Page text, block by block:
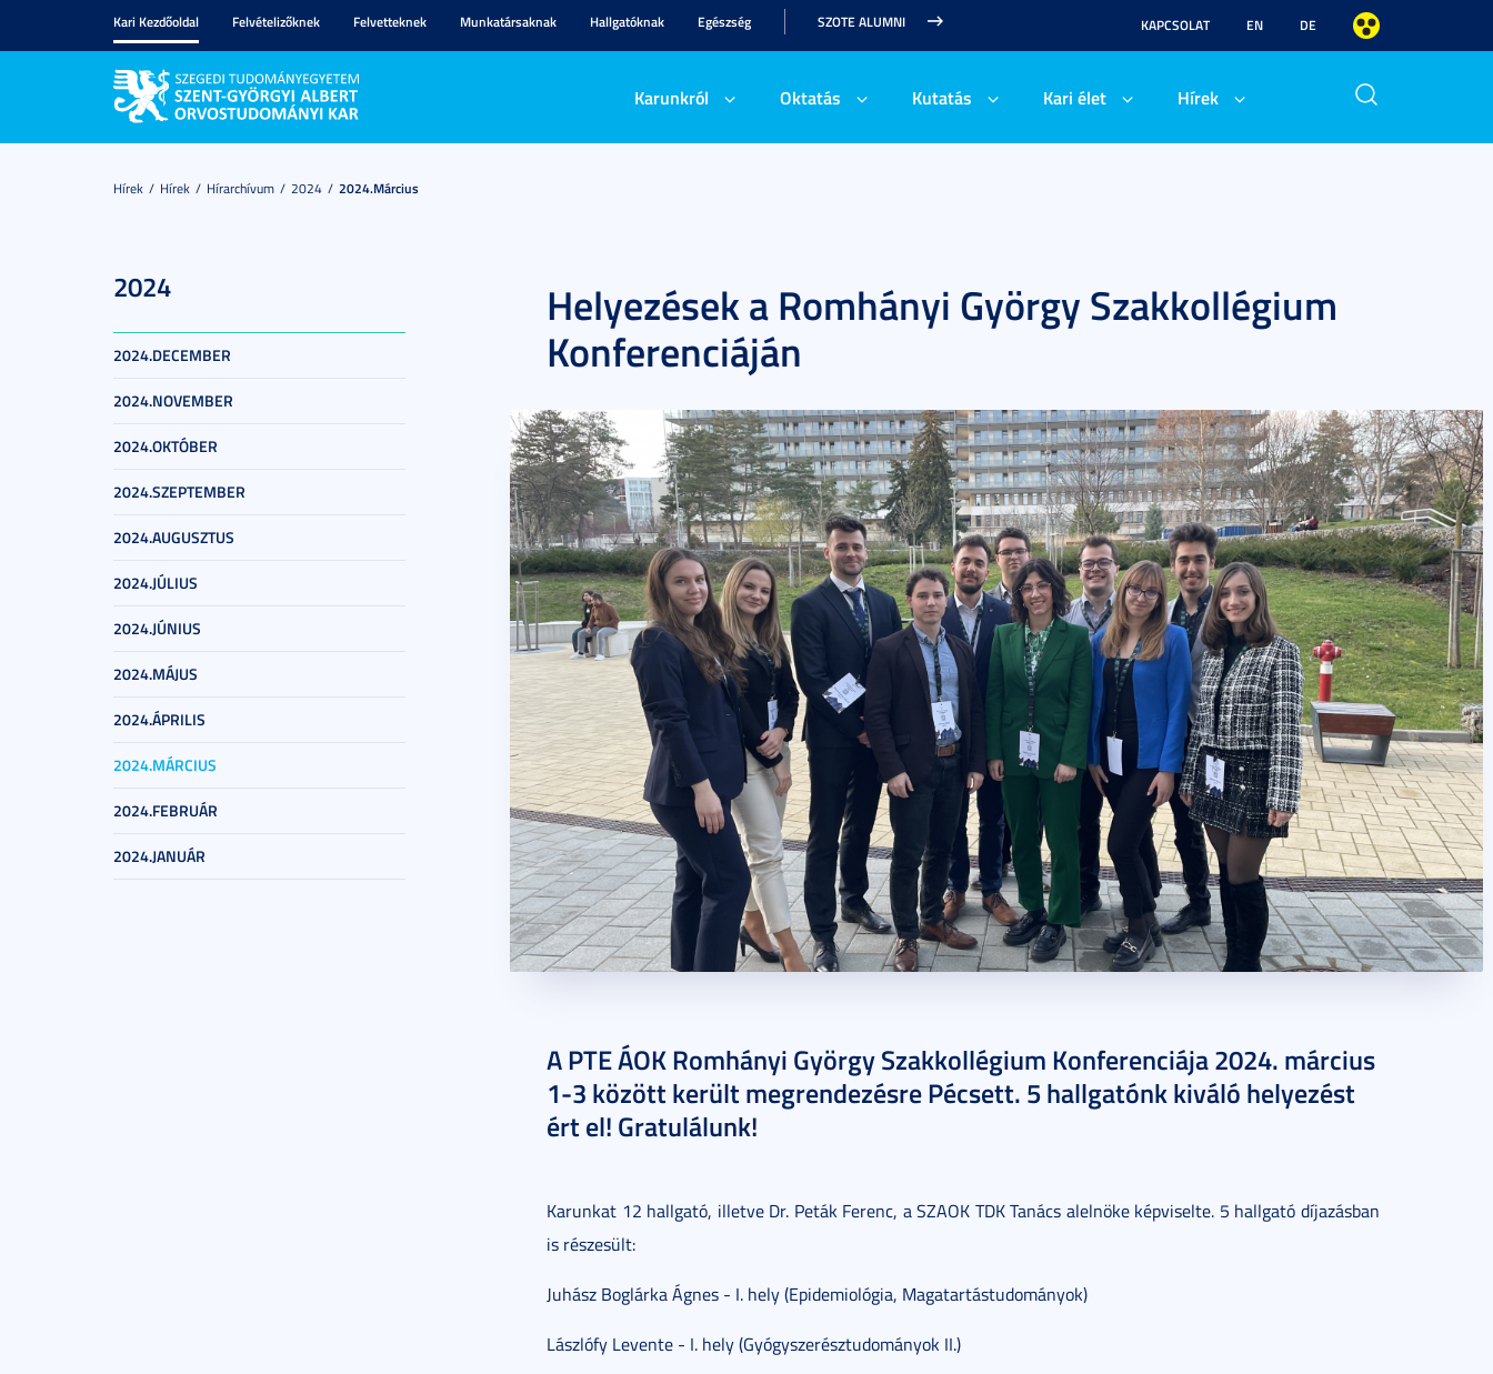
Kari Kezdőoldal Felvételizőknek Felvetteknek Munkatársaknak Hallgatóknak Egészség SZOTE ALUMNI KAPCSOLAT EN DE
Karunkról Oktatás Kutatás Kari élet Hírek
Hírek Hírek Hírarchívum 2024 2024.március
2024
2024.DECEMBER
2024.NOVEMBER
2024.OKTÓBER
2024.SZEPTEMBER
2024.AUGUSZTUS
2024.JÚLIUS
2024.JÚNIUS
2024.MÁJUS
2024.ÁPRILIS
2024.MÁRCIUS
2024.FEBRUÁR
2024.JANUÁR
Helyezések a Romhányi György Szakkollégium
Konferenciáján
A PTE ÁOK Romhányi György Szakkollégium Konferenciája 2024. március
1-3 között került megrendezésre Pécsett. 5 hallgatónk kiváló helyezést
ért el! Gratulálunk!
Karunkat 12 hallgató, illetve Dr. Peták Ferenc, a SZAOK TDK Tanács alelnöke képviselte. 5 hallgató díjazásban
is részesült:
Juhász Boglárka Ágnes - I. hely (Epidemiológia, Magatartástudományok)
Lászlófy Levente - I. hely (Gyógyszerésztudományok II.)